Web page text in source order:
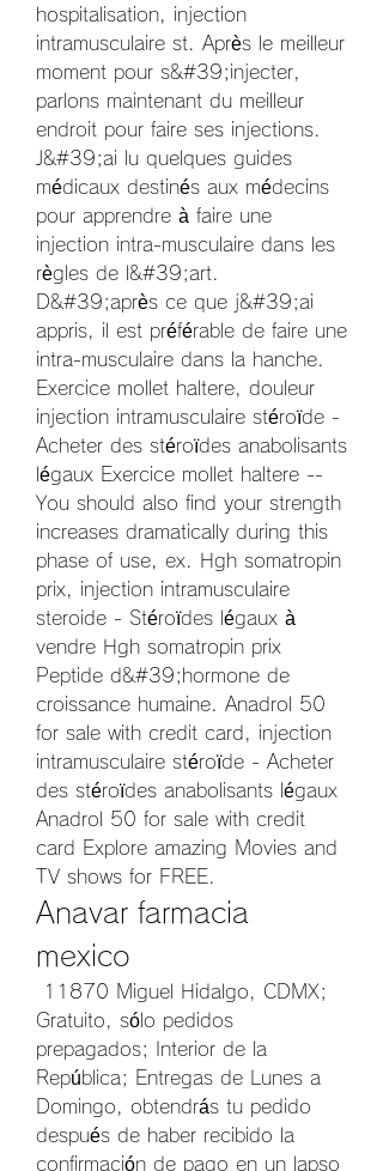
hospitalisation, injection
intramusculaire st. Après le meilleur
moment pour s&#39;injecter,
parlons maintenant du meilleur
endroit pour faire ses injections.
J&#39;ai lu quelques guides
médicaux destinés aux médecins
pour apprendre à faire une
injection intra-musculaire dans les
règles de l&#39;art.
D&#39;après ce que j&#39;ai
appris, il est préférable de faire une
intra-musculaire dans la hanche.
Exercice mollet haltere, douleur
injection intramusculaire stéroïde -
Acheter des stéroïdes anabolisants
légaux Exercice mollet haltere --
You should also find your strength
increases dramatically during this
phase of use, ex. Hgh somatropin
prix, injection intramusculaire
steroide - Stéroïdes légaux à
vendre Hgh somatropin prix
Peptide d&#39;hormone de
croissance humaine. Anadrol 50
for sale with credit card, injection
intramusculaire stéroïde - Acheter
des stéroïdes anabolisants légaux
Anadrol 50 for sale with credit
card Explore amazing Movies and
TV shows for FREE.
Anavar farmacia
mexico
Gratuito, sólo pedidos
prepagados; Interior de la
República; Entregas de Lunes a
Domingo, obtendrás tu pedido
después de haber recibido la
confirmación de pago en un lapso